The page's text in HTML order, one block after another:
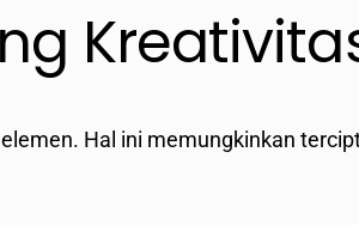
Hal ini memungkinkan